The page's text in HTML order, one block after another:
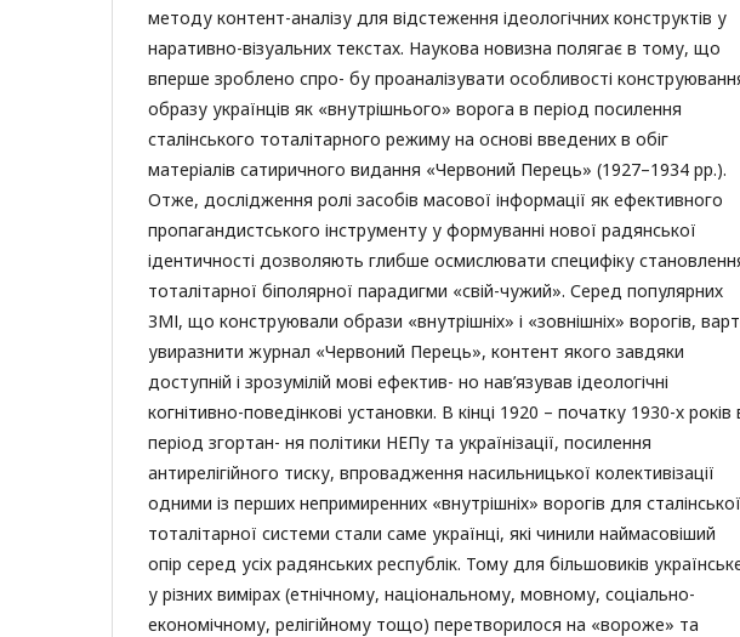
методу контент-аналізу для відстеження ідеологічних конструктів у
наративно-візуальних текстах. Наукова новизна полягає в тому, що
вперше зроблено спро- бу проаналізувати особливості
образу українців як «внутрішнього» ворога в період посилення
сталінського тоталітарного режиму на основі введених в обіг
матеріалів сатиричного видання «Червоний Перець» (1927–1934 рр.).
Отже, дослідження ролі засобів масової інформації як ефективного
пропагандистського інструменту у формуванні нової радянської
ідентичності дозволяють глибше осмислювати специфіку
тоталітарної біполярної парадигми «свій-чужий». Серед популярних
ЗМІ, що конструювали образи «внутрішніх» і «зовнішніх» ворогів,
увиразнити журнал «Червоний Перець», контент якого завдяки
доступній і зрозумілій мові ефектив- но нав’язував ідеологічні
когнітивно-поведінкові установки. В кінці 1920 – початку 1930-х років
період згортан- ня політики НЕПу та українізації, посилення
антирелігійного тиску, впровадження насильницької колективізації
одними із перших непримиренних «внутрішніх» ворогів для сталінської
тоталітарної системи стали саме українці, які чинили наймасовіший
опір серед усіх радянських республік. Тому для більшовиків
у різних вимірах (етнічному, національному, мовному, соціально-
економічному, релігійному тощо) перетворилося на «вороже» та